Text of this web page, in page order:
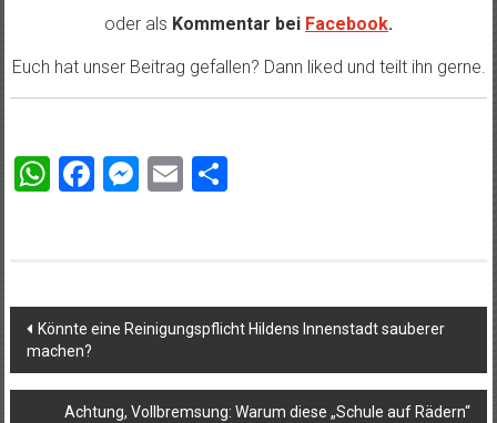
oder als Kommentar bei Facebook.
Euch hat unser Beitrag gefallen? Dann liked und teilt ihn gerne.
WhatsApp
Facebook
Messenger
EmailTeilen
Beitragsnavigation
Könnte eine Reinigungspflicht Hildens Innenstadt sauberer
machen?
Achtung, Vollbremsung: Warum diese „Schule auf Rädern“